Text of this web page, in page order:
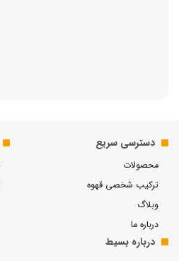
دسترسی سریع
محصولات
ترکیب شخصی قهوه
وبلاگ
درباره ما
درباره بسیط